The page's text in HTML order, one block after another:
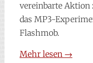
vereinbarte Aktion
das MP3-
Flashmob.
Mehr lesen →